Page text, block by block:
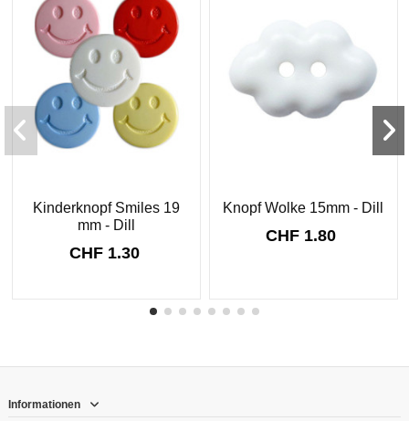
Kinderknopf Smiles 19
mm - Dill
CHF 1.30
Knopf Wolke 15mm - Dill
CHF 1.80
Informationen